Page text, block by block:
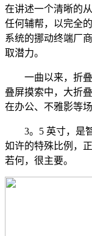
在讲述一个清晰的
任何辅帮，以完全
系统的挪动终端厂
取潜力。
一曲以来，折叠
叠屏摸索中，大折
在办公、不雅影等
3。5 英寸，是智
如许的特殊比例，
若何，很主要。